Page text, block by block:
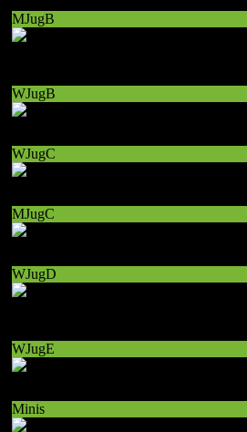
MJugB
WJugB
WJugC
MJugC
WJugD
WJugE
Minis